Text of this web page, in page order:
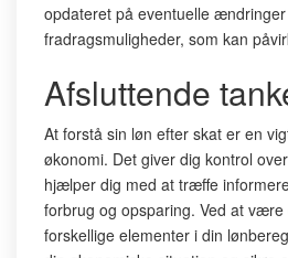
opdateret på eventuelle
fradragsmuligheder, som kan
Afsluttende
At forstå sin løn efter skat er en
økonomi. Det giver dig kontrol
hjælper dig med at træffe
forbrug og opsparing. Ved at
forskellige elementer i din